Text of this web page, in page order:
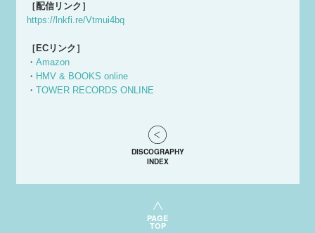
［配信リンク］
https://lnkfi.re/Vtmui4bq
［ECリンク］
・ Amazon
・ HMV & BOOKS online
・ TOWER RECORDS ONLINE
DISCOGRAPHY
INDEX
PAGE
TOP